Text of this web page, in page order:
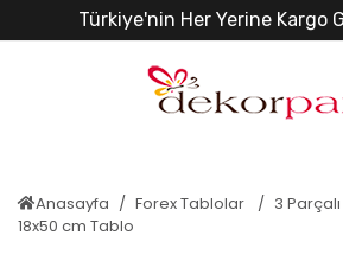
Türkiye'nin Her Yerine Kargo
Anasayfa Forex Tablolar
3 Parçalı
18x50 cm Tablo